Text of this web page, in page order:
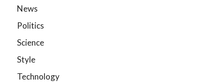
News
Politics
Science
Style
Technology